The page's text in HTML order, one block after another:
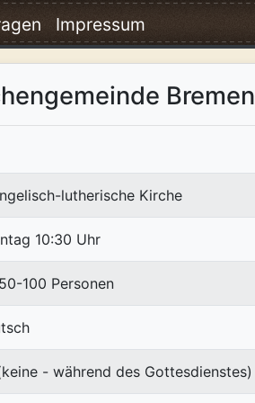
Impressum
Bremen
lutherische Kirche
10:30 Uhr
100 Personen
- während des Gottesdienstes)